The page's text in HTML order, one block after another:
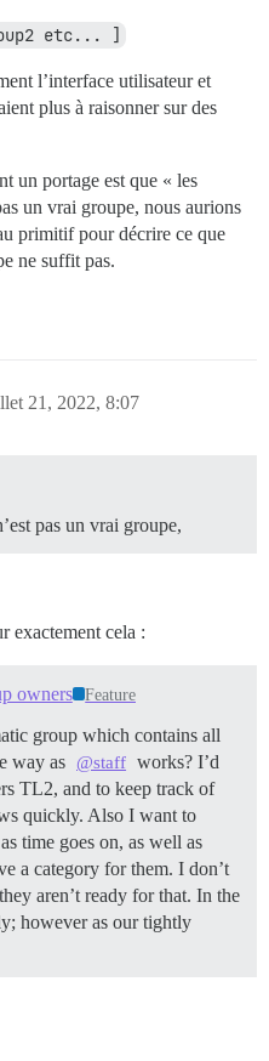
etc... ]
l’interface utilisateur et
plus à raisonner sur des
un portage est que « les
un vrai groupe, nous aurions
primitif pour décrire ce que
ne suffit pas.
21, 2022, 8:07
pas un vrai groupe,
exactement cela :
owners Feature
group which contains all
way as @staff works? I’d
TL2, and to keep track of
quickly. Also I want to
time goes on, as well as
a category for them. I don’t
aren’t ready for that. In the
however as our tightly